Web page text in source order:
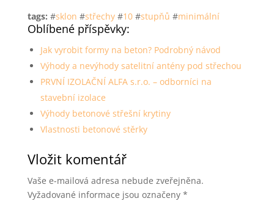
tags: #sklon #střechy#10#stupňů #minimální
Oblíbené příspěvky:
Jak vyrobit formy na beton? Podrobný návod
Výhody a nevýhody satelitní antény pod střechou
PRVNÍ IZOLAČNÍ ALFA s.r.o. – odborníci na
stavební izolace
Výhody betonové střešní krytiny
Vlastnosti betonové stěrky
Vložit komentář
Vaše e-mailová adresa nebude zveřejněna.
Vyžadované informace jsou označeny *